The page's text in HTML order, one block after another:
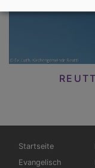
Hauptnavigation
Startseite
Evangelisch